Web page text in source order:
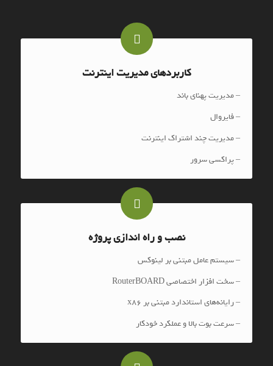
کاربردهای مدیریت اینترنت
– مدیریت پهنای باند
– فایروال
– مدیریت چند اشتراک اینترنت
– پراکسی سرور
نصب و راه اندازی پروژه
– سیستم عامل مبتنی بر لینوکس
– سخت افزار اختصاصی RouterBOARD
– رایانه‌های استاندارد مبتنی بر x86
– سرعت بوت بالا و عملکرد خودکار